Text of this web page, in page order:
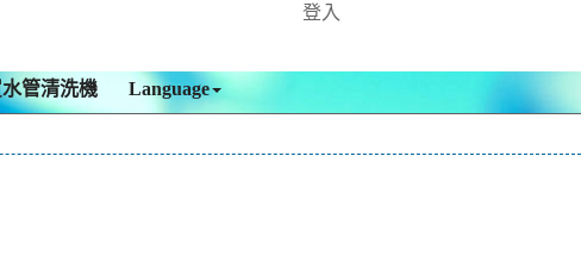
登入
管清洗機 Language